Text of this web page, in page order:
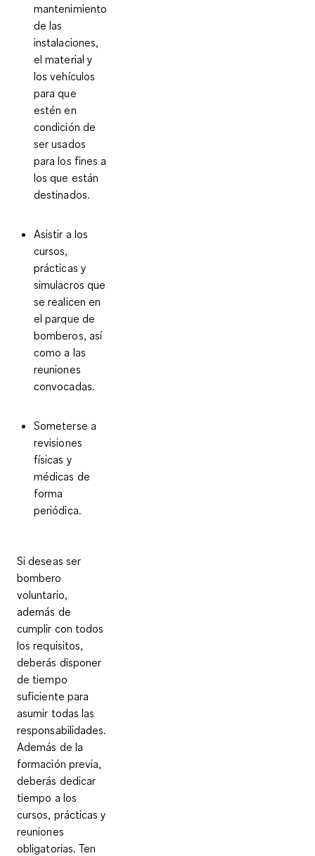
mantenimiento
de las
instalaciones,
el material y
los vehículos
para que
estén en
condición de
ser usados
para los fines a
los que están
destinados.
Asistir a los
cursos,
prácticas y
simulacros que
se realicen en
el parque de
bomberos, así
como a las
reuniones
convocadas.
Someterse a
revisiones
físicas y
médicas de
forma
periódica.
Si deseas ser
bombero
voluntario,
además de
cumplir con todos
los requisitos,
deberás disponer
de tiempo
suficiente para
asumir todas las
responsabilidades.
Además de la
formación previa,
deberás dedicar
tiempo a los
cursos, prácticas y
reuniones
obligatorias. Ten